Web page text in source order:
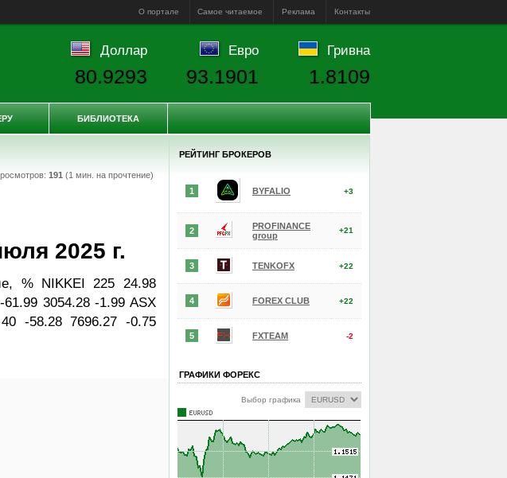
О портале Самое читаемое Реклама Контакты
191 (1 мин. на прочтение)
2025 г.
% NIKKEI 225 24.98
3054.28 -1.99 ASX
-58.28 7696.27 -0.75
РЕЙТИНГ БРОКЕРОВ
1 BYFALIO +3
2
PROFINANCE
group
+21
3 TENKOFX +22
4 FOREX CLUB +22
5 FXTEAM -2
ГРАФИКИ ФОРЕКС
Выбор графика
Доллар
80.9293
Евро
93.1901
Гривна
1.8109
БИБЛИОТЕКА